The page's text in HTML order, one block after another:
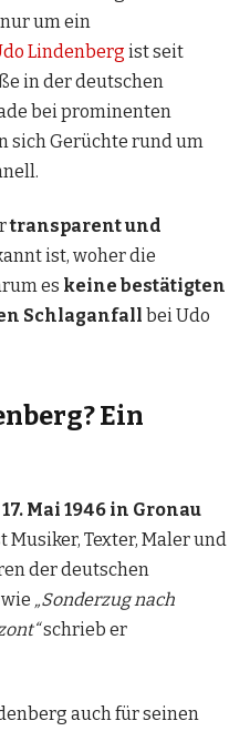
um ein
Lindenberg ist seit
in der deutschen
bei prominenten
sich Gerüchte rund um
transparent und
ist, woher die
es keine bestätigten
Schlaganfall bei Udo
Ein
17. Mai 1946 in Gronau
Musiker, Texter, Maler und
der deutschen
„Sonderzug nach
schrieb er
auch für seinen